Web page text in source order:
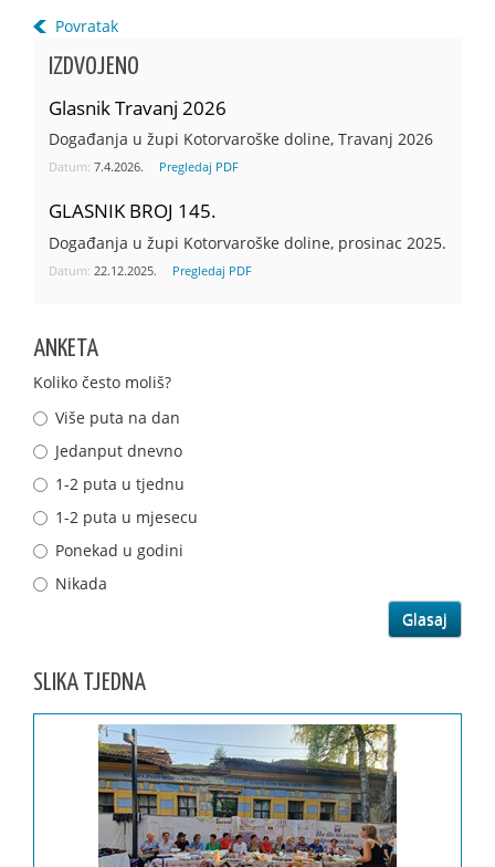
Povratak
IZDVOJENO
Glasnik Travanj 2026
Događanja u župi Kotorvaroške doline, Travanj 2026
Datum: 7.4.2026. Pregledaj PDF
GLASNIK BROJ 145.
Događanja u župi Kotorvaroške doline, prosinac 2025.
Datum: 22.12.2025. Pregledaj PDF
ANKETA
Koliko često moliš?
Više puta na dan
Jedanput dnevno
1-2 puta u tjednu
1-2 puta u mjesecu
Ponekad u godini
Nikada
SLIKA TJEDNA